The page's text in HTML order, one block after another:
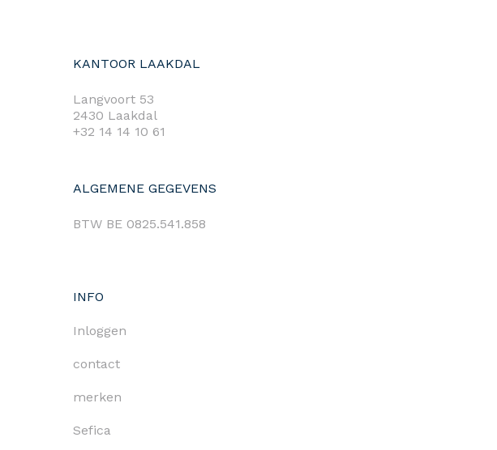
KANTOOR LAAKDAL
Langvoort 53
2430 Laakdal
+32 14 14 10 61
ALGEMENE GEGEVENS
BTW BE 0825.541.858
INFO
Inloggen
contact
merken
Sefica